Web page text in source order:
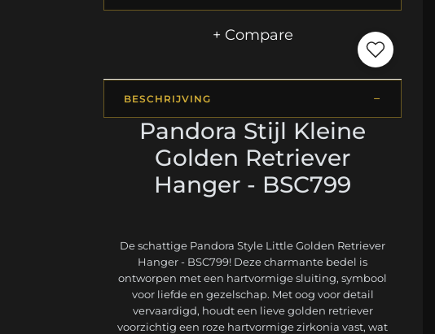
+ Compare
BESCHRIJVING
Pandora Stijl Kleine
Golden Retriever
Hanger - BSC799
De schattige Pandora Style Little Golden Retriever
Hanger - BSC799! Deze charmante bedel is
ontworpen met een hartvormige sluiting, symbool
voor liefde en gezelschap. Met oog voor detail
vervaardigd, houdt een lieve golden retriever
voorzichtig een roze hartvormige zirkonia vast, wat